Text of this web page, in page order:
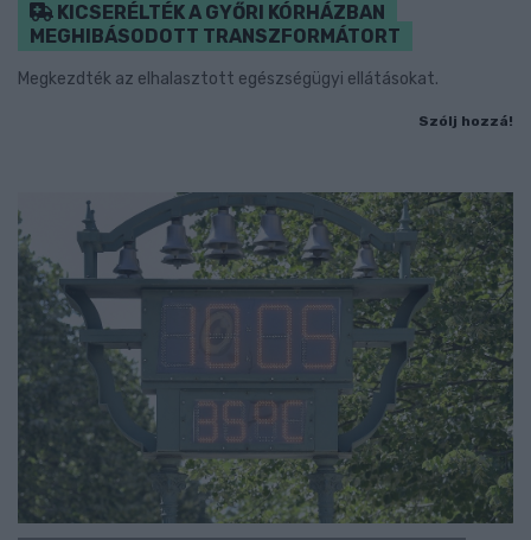
KICSERÉLTÉK A GYŐRI KÓRHÁZBAN
MEGHIBÁSODOTT TRANSZFORMÁTORT
Megkezdték az elhalasztott egészségügyi ellátásokat.
Szólj hozzá!